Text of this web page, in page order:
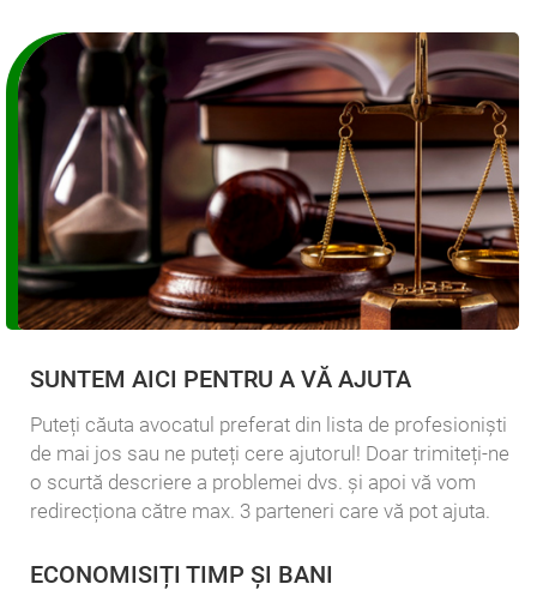
SUNTEM AICI PENTRU A VĂ AJUTA
Puteți căuta avocatul preferat din lista de profesioniști
de mai jos sau ne puteți cere ajutorul! Doar trimiteți-ne
o scurtă descriere a problemei dvs. și apoi vă vom
redirecționa către max. 3 parteneri care vă pot ajuta.
ECONOMISIȚI TIMP ȘI BANI